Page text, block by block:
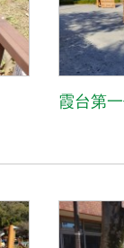
霞台第